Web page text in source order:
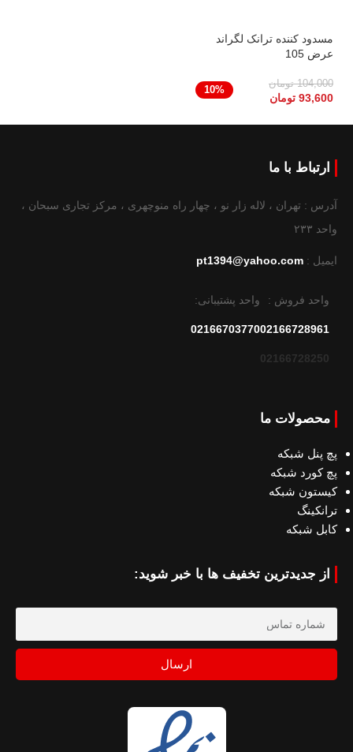
مسدود کننده ترانک لگراند
عرض 105
104,000 تومان
93,600 تومان
10%
ارتباط با ما
آدرس : تهران ، لاله زار نو ، چهار راه منوچهری ، مرکز تجاری سبحان ،
واحد ۲۳۳
ایمیل : pt1394@yahoo.com
واحد فروش :
02166728961
02166728250
واحد پشتیبانی:
02166703770
محصولات ما
پچ پنل شبکه
پچ کورد شبکه
کیستون شبکه
ترانکینگ
کابل شبکه
از جدیدترین تخفیف ها با خبر شوید:
ارسال